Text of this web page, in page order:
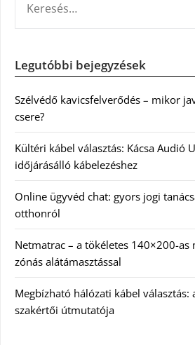
Legutóbbi bejegyzések
Szélvédő kavicsfelverődés – mikor
csere?
Kültéri kábel választás: Kácsa Audió
időjárásálló kábelezéshez
Online ügyvéd chat: gyors jogi
otthonról
Netmatrac – a tökéletes 140×200-as
zónás alátámasztással
Megbízható hálózati kábel választás:
szakértői útmutatója